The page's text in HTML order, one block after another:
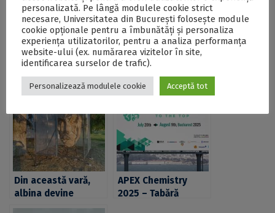
sesiuni, APEX Chemistry la București și APEX Maths la
Reșița.
Postări Asemănătoare:
Din această vară,
albina devine
supererou în
APEX Chemistry
2025 – Tabără
personalizată. Pe lângă modulele cookie strict
necesare, Universitatea din București folosește module
cookie opționale pentru a îmbunătăți și personaliza
experiența utilizatorilor, pentru a analiza performanța
website-ului (ex. numărarea vizitelor în site,
identificarea surselor de trafic).
Personalizează modulele cookie Acceptă tot